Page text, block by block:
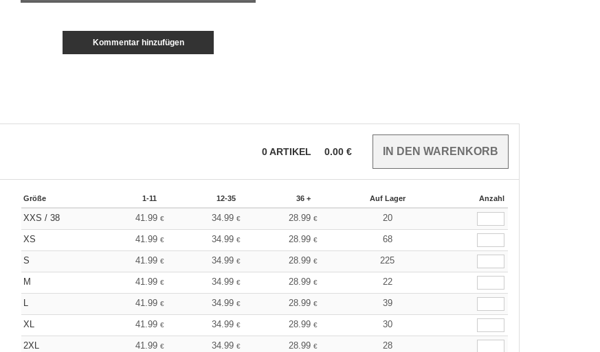
Kommentar hinzufügen
0ARTIKEL 0.00 €
Größe 1-11 12-35 36 + Auf Lager Anzahl
XXS / 38 41.99 € 34.99€ 28.99€ 20
XS 41.99 € 34.99€ 28.99€ 68
S 41.99 € 34.99€ 28.99€ 225
M 41.99 € 34.99€ 28.99€ 22
L 41.99 € 34.99€ 28.99€ 39
XL 41.99 € 34.99€ 28.99€ 30
2XL 41.99 € 34.99€ 28.99€ 28